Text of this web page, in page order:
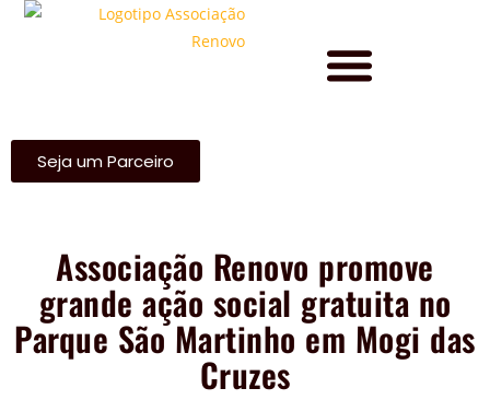
Seja um Parceiro
Associação Renovo promove
grande ação social gratuita no
Parque São Martinho em Mogi das
Cruzes